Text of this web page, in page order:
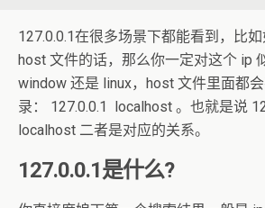
127.0.0.1在很多场景下都能看到，比
host 文件的话，那么你一定对这个 ip
window 还是 linux，host 文件里面都
录： 127.0.0.1 localhost 。也就是说
localhost 二者是对应的关系。
127.0.0.1是什么?